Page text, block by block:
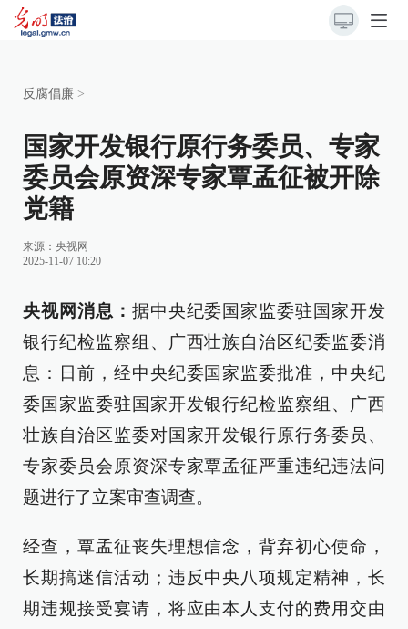
反腐倡廉 >
国家开发银行原行务委员、专家
委员会原资深专家覃孟征被开除
党籍
来源： 央视网
2025-11-07 10:20
央视网消息： 据中央纪委国家监委驻国家开发
银行纪检监察组、广西壮族自治区纪委监委消
息：日前，经中央纪委国家监委批准，中央纪
委国家监委驻国家开发银行纪检监察组、广西
壮族自治区监委对国家开发银行原行务委员、
专家委员会原资深专家覃孟征严重违纪违法问
题进行了立案审查调查。
经查，覃孟征丧失理想信念，背弃初心使命，
长期搞迷信活动；违反中央八项规定精神，长
期违规接受宴请，将应由本人支付的费用交由